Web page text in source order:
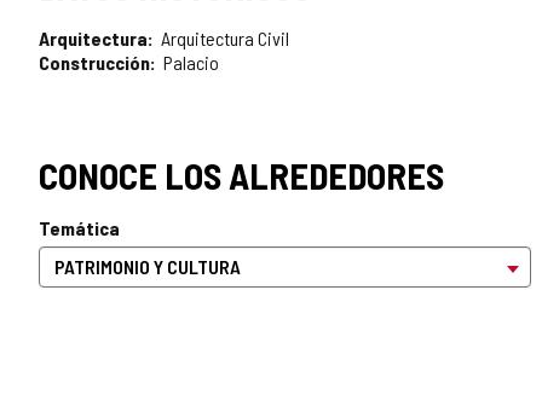
Arquitectura
Arquitectura Civil
Construcción Palacio
CONOCE LOS ALREDEDORES
Temática